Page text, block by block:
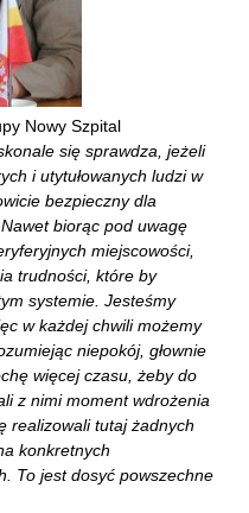
Nowy Szpital
się sprawdza, jeżeli
i utytułowanych ludzi w
bezpieczny dla
biorąc pod uwagę
miejscowości,
trudności, które by
systemie. Jesteśmy
w każdej chwili możemy
niepokój, głownie
więcej czasu, żeby do
z nimi moment wdrożenia
realizowali tutaj żadnych
konkretnych
To jest dosyć powszechne